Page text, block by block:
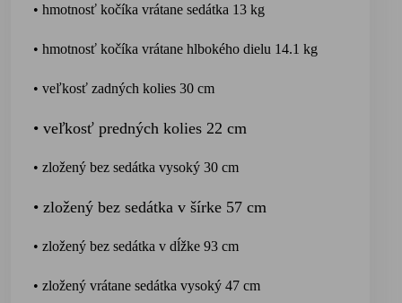
• hmotnosť kočíka vrátane sedátka 13 kg
• hmotnosť kočíka vrátane hlbokého dielu 14.1 kg
• veľkosť zadných kolies 30 cm
• veľkosť predných kolies 22 cm
• zložený bez sedátka vysoký 30 cm
• zložený bez sedátka v šírke 57 cm
• zložený bez sedátka v dĺžke 93 cm
• zložený vrátane sedátka vysoký 47 cm